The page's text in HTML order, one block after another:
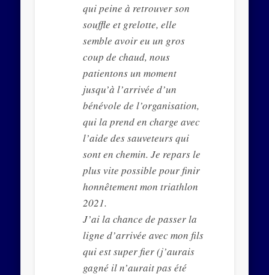
qui peine à retrouver son
souffle et grelotte, elle
semble avoir eu un gros
coup de chaud, nous
patientons un moment
jusqu’à l’arrivée d’un
bénévole de l’organisation,
qui la prend en charge avec
l’aide des sauveteurs qui
sont en chemin. Je repars le
plus vite possible pour finir
honnêtement mon triathlon
2021.
J’ai la chance de passer la
ligne d’arrivée avec mon fils
qui est super fier (j’aurais
gagné il n’aurait pas été